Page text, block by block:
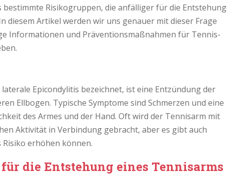
bestimmte Risikogruppen, die anfälliger für die Entstehung
diesem Artikel werden wir uns genauer mit dieser Frage
Informationen und Präventionsmaßnahmen für Tennis-
Epicondylitis bezeichnet, ist eine Entzündung der
Ellbogen. Typische Symptome sind Schmerzen und eine
des Armes und der Hand. Oft wird der Tennisarm mit
Aktivität in Verbindung gebracht, aber es gibt auch
Risiko erhöhen können.
die Entstehung eines Tennisarms